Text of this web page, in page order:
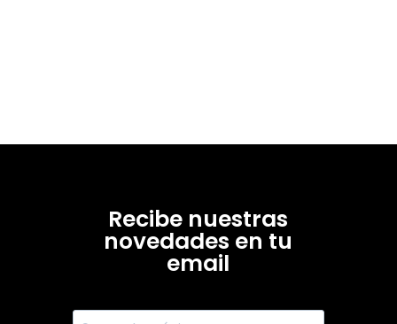
Recibe nuestras
novedades en tu
email